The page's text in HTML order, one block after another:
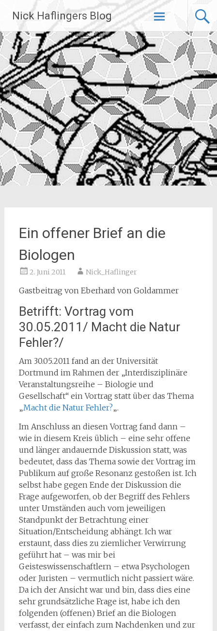
Inhalt
springen
Nick Haflingers Blog
Ein offener Brief an die
Biologen
2. Juni 2011 Nick_Haflinger
Gastbeitrag von Eberhard von Goldammer
Betrifft: Vortrag vom
30.05.2011/ Macht die Natur
Fehler?/
Am 30.05.2011 fand an der Universität
Dortmund im Rahmen der „Interdisziplinäre
Veranstaltungsreihe – Biologie und
Gesellschaft“ ein Vortrag statt über das Thema
„Macht die Natur Fehler?„.
Im Anschluss an diesen Vortrag fand dann –
wie in diesem Kreis üblich – eine sehr offene
und länger andauernde Diskussion statt, was
bedeutet, dass das Thema sowie der Vortrag im
Publikum auf große Resonanz gestoßen ist. Ich
selbst habe gegen Ende der Diskussion die
Frage aufgeworfen, ob der Begriff des Fehlers
unter Umständen auch vom jeweiligen
Standpunkt der Betrachtung einer
Situation/Entscheidung abhängt. Ich war
erstaunt, dass dies zu ziemlicher Verwirrung
geführt hat – was mir bei
Geisteswissenschaftlern – etwa Psychologen
oder Juristen – vermutlich nicht passiert wäre.
Da ich der Ansicht war und bin, dass dies eine
sehr grundsätzliche Frage ist, habe ich den
folgenden (offenen) Brief an die Biologen
verfasst, der einfach zum Nachdenken und zur